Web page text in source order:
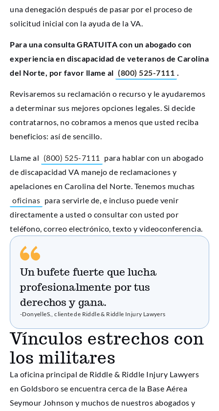
una denegación después de pasar por el proceso de
solicitud inicial con la ayuda de la VA.
Para una consulta GRATUITA con un abogado con
experiencia en discapacidad de veteranos de Carolina
del Norte, por favor llame al (800) 525-7111 .
Revisaremos su reclamación o recurso y le ayudaremos
a determinar sus mejores opciones legales. Si decide
contratarnos, no cobramos a menos que usted reciba
beneficios: así de sencillo.
Llame al (800) 525-7111
para hablar con un abogado
de discapacidad VA manejo de reclamaciones y
apelaciones en Carolina del Norte. Tenemos muchas
oficinas para servirle de, e incluso puede venir
directamente a usted o consultar con usted por
teléfono, correo electrónico, texto y videoconferencia.
Un bufete fuerte que lucha
profesionalmente por tus
derechos y gana.
-DonyelleS., cliente de Riddle & Riddle Injury Lawyers
Vínculos estrechos con
los militares
La oficina principal de Riddle & Riddle Injury Lawyers
en Goldsboro se encuentra cerca de la Base Aérea
Seymour Johnson y muchos de nuestros abogados y